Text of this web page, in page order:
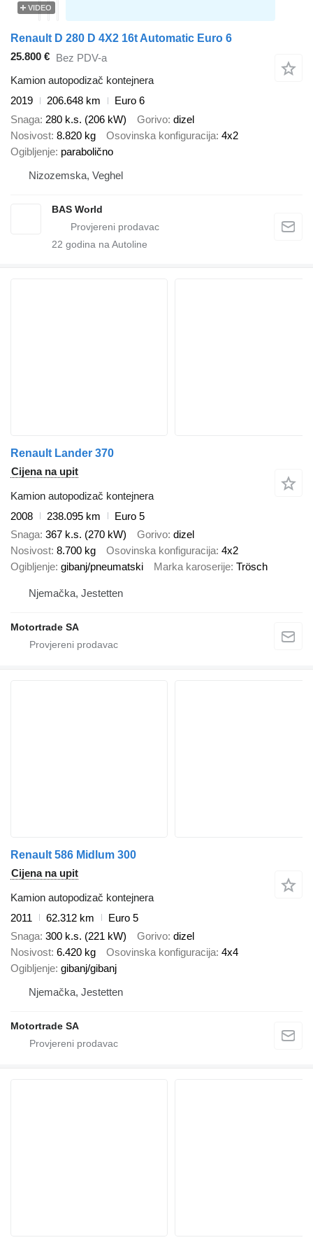
VIDEO
Renault D 280 D 4X2 16t Automatic Euro 6
25.800 € Bez PDV-a
Kamion autopodizač kontejnera
2019
206.648 km
Euro 6
Snaga 280 k.s. (206 kW) Gorivo dizel
Nosivost 8.820 kg Osovinska konfiguracija 4x2
Ogibljenje parabolično
Nizozemska, Veghel
BAS World
22 godina na Autoline
Renault Lander 370
Cijena na upit
Kamion autopodizač kontejnera
2008
238.095 km
Euro 5
Snaga 367 k.s. (270 kW) Gorivo dizel
Nosivost 8.700 kg Osovinska konfiguracija 4x2
Ogibljenje gibanj/pneumatski Marka karoserije Trösch
Njemačka, Jestetten
Motortrade SA
Renault 586 Midlum 300
Cijena na upit
Kamion autopodizač kontejnera
2011
62.312 km
Euro 5
Snaga 300 k.s. (221 kW) Gorivo dizel
Nosivost 6.420 kg Osovinska konfiguracija 4x4
Ogibljenje gibanj/gibanj
Njemačka, Jestetten
Motortrade SA